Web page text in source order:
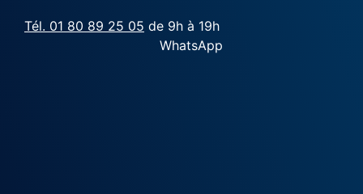
Tél. 01 80 89 25 05 de 9h à 19h
WhatsApp